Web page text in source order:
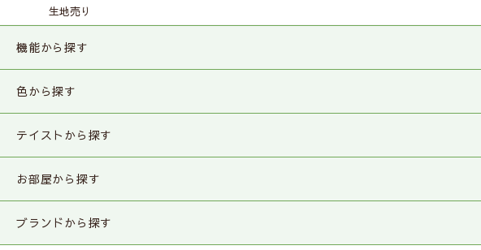
生地売り
機能から探す
色から探す
テイストから探す
お部屋から探す
ブランドから探す